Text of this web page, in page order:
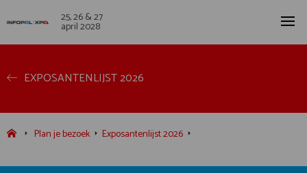
25, 26 & 27
april 2028
EXPOSANTENLIJST 2026
Plan je bezoek Exposantenlijst 2026